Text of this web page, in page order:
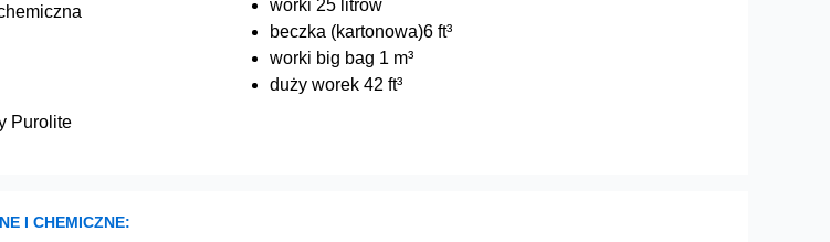
worki 25 litrów
beczka (kartonowa)6 ft³
worki big bag 1 m³
duży worek 42 ft³
Purolite
I CHEMICZNE: